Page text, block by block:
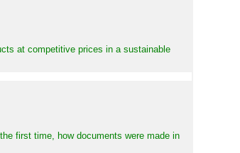
at competitive prices in a sustainable
first time, how documents were made in